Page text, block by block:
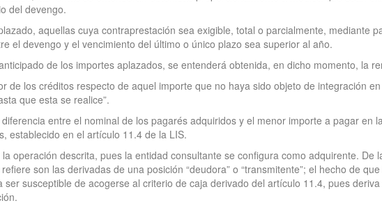
del devengo.
aquellas cuya contraprestación sea exigible, total o parcialmente, mediante
el devengo y el vencimiento del último o único plazo sea superior al año.
de los importes aplazados, se entenderá obtenida, en dicho momento, la
de los créditos respecto de aquel importe que no haya sido objeto de integración
que esta se realice”.
entre el nominal de los pagarés adquiridos y el menor importe a pagar en
establecido en el artículo 11.4 de la LIS.
operación descrita, pues la entidad consultante se configura como adquirente. De
son las derivadas de una posición “deudora” o “transmitente”; el hecho de
susceptible de acogerse al criterio de caja derivado del artículo 11.4, pues